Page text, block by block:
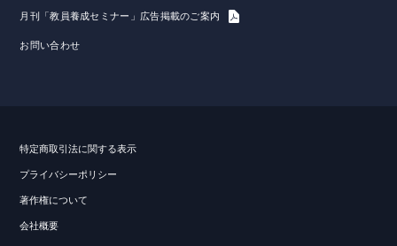
月刊「教員養成セミナー」広告掲載のご案内
お問い合わせ
特定商取引法に関する表示
プライバシーポリシー
著作権について
会社概要